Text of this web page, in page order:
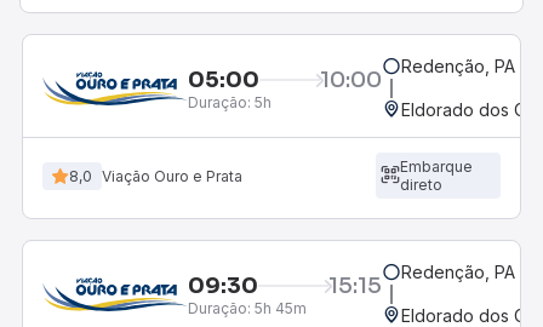
05:00 10:00
Duração: 5h
Redenção, PA
Eldorado dos
8,0 Viação Ouro e Prata
Embarque
direto
09:30 15:15
Duração: 5h 45m
Redenção, PA
Eldorado dos